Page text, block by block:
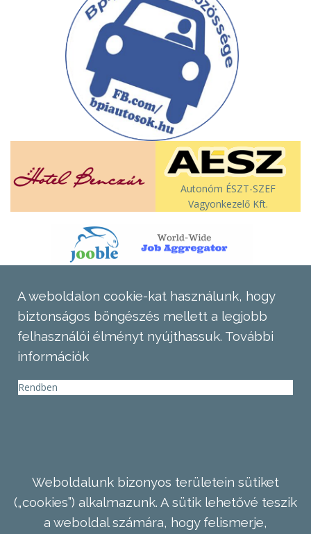
Autonóm ÉSZT-SZEF
Vagyonkezelő Kft.
A weboldalon cookie-kat használunk, hogy
biztonságos böngészés mellett a legjobb
felhasználói élményt nyújthassuk. További
információk
Rendben
Weboldalunk bizonyos területein sütiket
(„cookies”) alkalmazunk. A sütik lehetővé teszik
a weboldal számára, hogy felismerje,